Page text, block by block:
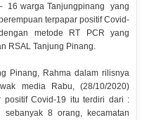
16 warga Tanjungpinang yang
terpapar positif Covid-
metode RT PCR yang
RSAL Tanjung Pinang.
Pinang, Rahma dalam rilisnya
media Rabu, (28/10/2020)
positif Covid-19 itu terdiri dari :
sebanyak 8 orang, kecamatan